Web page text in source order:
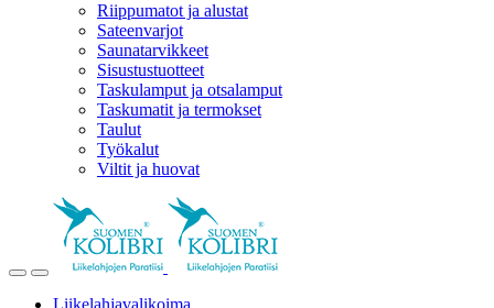
Riippumatot ja alustat
Sateenvarjot
Saunatarvikkeet
Sisustustuotteet
Taskulamput ja otsalamput
Taskumatit ja termokset
Taulut
Työkalut
Viltit ja huovat
Liikelahjavalikoima